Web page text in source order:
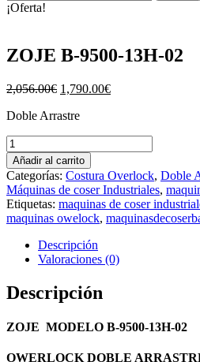
¡Oferta!
ZOJE B-9500-13H-02
2,056.00€ El
original
1,790.00€El
Doble Arrastre
ZOJE
B-
9500-
13H-
02
cantidad
Añadir al carrito
Categorías: Costura Overlock, Doble
Máquinas de coser Industriales,
Etiquetas: maquinas de coser
maquinas owelock,
Descripción
Valoraciones (0)
Descripción
ZOJE MODELO B-9500-13H-02
OWERLOCK DOBLE